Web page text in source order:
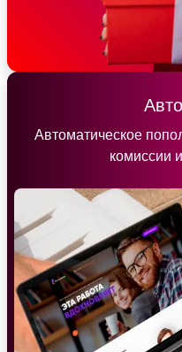
Автоматическое
комиссии